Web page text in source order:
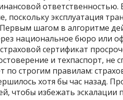
поскольку эксплуатация
шагом в алгоритме
национальное бюро или
сертификат
и техпаспорт, не
по строгим правилам:
хотя бы час назад.
чтобы избежать эскалации